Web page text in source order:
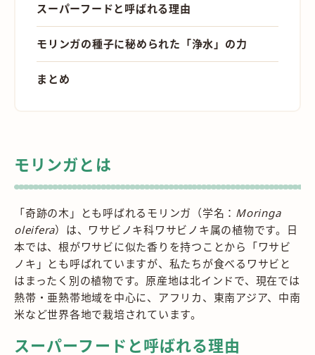
スーパーフードと呼ばれる理由
モリンガの種子に秘められた「浄水」の力
まとめ
モリンガとは
「奇跡の木」とも呼ばれるモリンガ（学名： Moringa
oleifera）は、ワサビノキ科ワサビノキ属の植物です。日
本では、根がワサビに似た香りを持つことから「ワサビ
ノキ」とも呼ばれていますが、私たちが食べるワサビと
はまったく別の植物です。原産地は北インドで、現在では
熱帯・亜熱帯地域を中心に、アフリカ、東南アジア、中南
米など世界各地で栽培されています。
スーパーフードと呼ばれる理由